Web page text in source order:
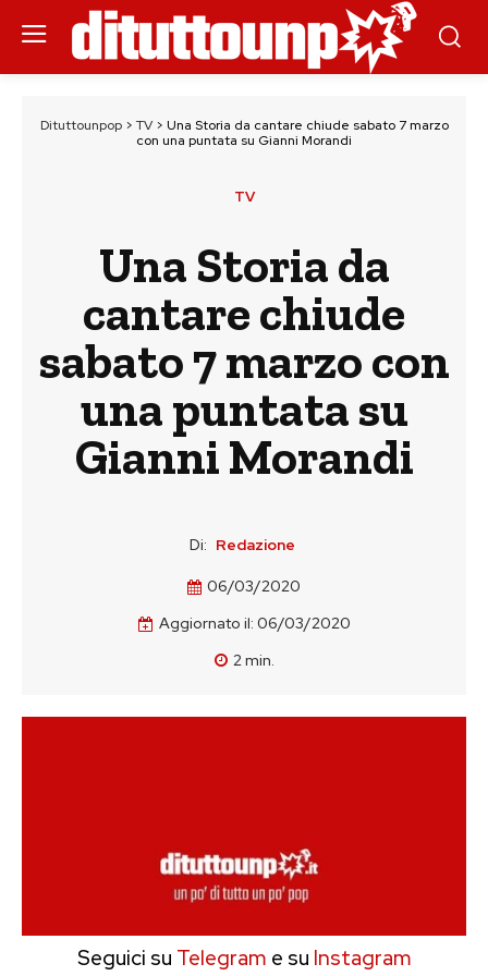
Dituttounpop> TV> Una Storia da cantare chiude sabato 7 marzo
con una puntata su Gianni Morandi
TV
Una Storia da
cantare chiude
sabato 7 marzo con
una puntata su
Gianni Morandi
Di: Redazione
06/03/2020
Aggiornato il: 06/03/2020
2min.
Seguici su Telegram e su Instagram